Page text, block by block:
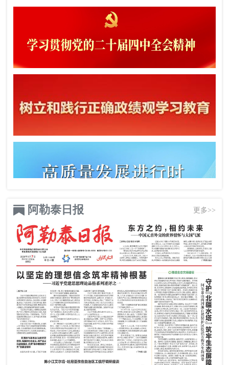
阿勒泰日报 更多>>